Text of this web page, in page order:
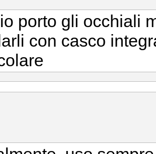
porto gli occhiali
con casco